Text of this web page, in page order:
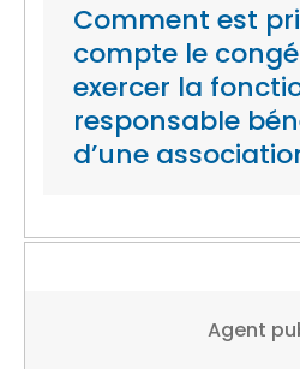
Comment est
compte le
exercer la
responsable
d’une
Agent